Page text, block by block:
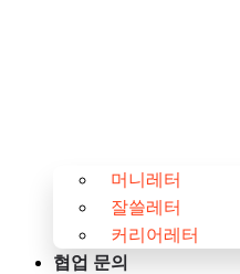
머니레터
잘쓸레터
커리어레터
협업 문의